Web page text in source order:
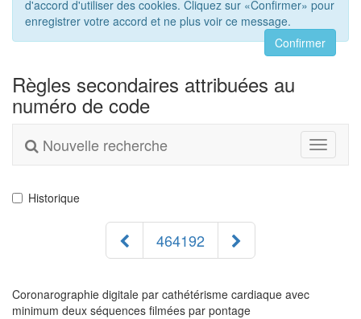
d'accord d'utiliser des cookies. Cliquez sur «Confirmer» pour
enregistrer votre accord et ne plus voir ce message.
Confirmer
Règles secondaires attribuées au
numéro de code
Toggle
Nouvelle recherche
Historique
464192
Coronarographie digitale par cathétérisme cardiaque avec
minimum deux séquences filmées par pontage